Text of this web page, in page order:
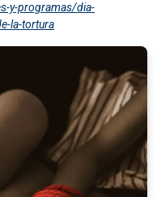
y-programas/dia-
la-tortura